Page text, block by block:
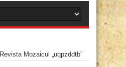
Revista Mozaicul „uqpzddtb”